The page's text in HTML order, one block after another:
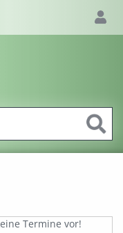
Termine vor!